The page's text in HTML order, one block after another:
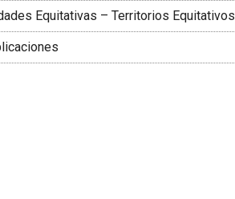
Equitativas – Territorios Equitativos